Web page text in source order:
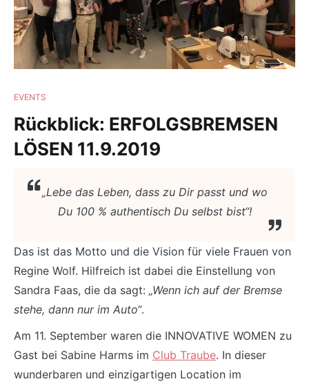
EVENTS
Rückblick: ERFOLGSBREMSEN
LÖSEN 11.9.2019
„Lebe das Leben, dass zu Dir passt und wo
Du 100 % authentisch Du selbst bist“!
Das ist das Motto und die Vision für viele Frauen von
Regine Wolf. Hilfreich ist dabei die Einstellung von
Sandra Faas, die da sagt: „Wenn ich auf der Bremse
stehe, dann nur im Auto“.
Am 11. September waren die INNOVATIVE WOMEN zu
Gast bei Sabine Harms im Club Traube. In dieser
wunderbaren und einzigartigen Location im